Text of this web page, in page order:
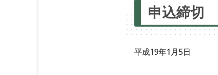
申込締切
平成19年1月5日